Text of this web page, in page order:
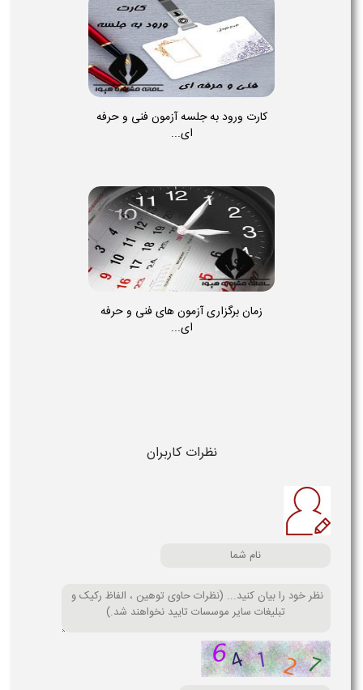
کارت ورود به جلسه آزمون فنی و حرفه
ای...
زمان برگزاری آزمون های فنی و حرفه
ای...
نظرات کاربران